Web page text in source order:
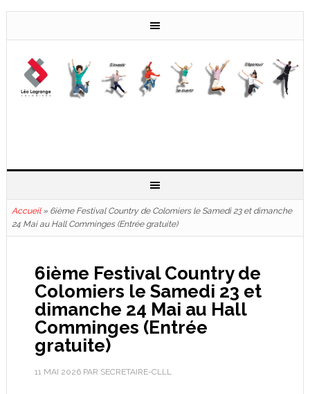
Accueil» 6ième Festival Country de Colomiers le Samedi 23 et dimanche
24 Mai au Hall Comminges (Entrée gratuite)
6ième Festival Country de
Colomiers le Samedi 23 et
dimanche 24 Mai au Hall
Comminges (Entrée
gratuite)
11 MAI 2026PAR SECRETAIRE-CLLL